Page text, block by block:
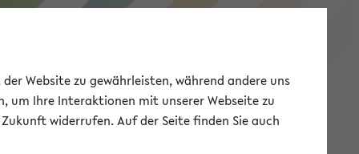
eKVV
Website zu gewährleisten, während andere uns
um Ihre Interaktionen mit unserer Webseite zu
widerrufen. Auf der Seite finden Sie auch